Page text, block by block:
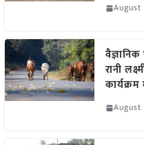
August
रानी